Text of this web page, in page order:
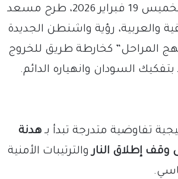
في جلسة مفصلية بمجلس الأمن الدولي، اليوم الخميس 19 فبراير 2026، طرح مسعد
والعربية، رؤية واشنطن الجديدة
المراحل” كخارطة طريق للخروج
السودان وانهياره الدائم.
تفاوضية متدرجة تبدأ بـ هدنة
وقف إطلاق الناروالترتيبات الأمنية